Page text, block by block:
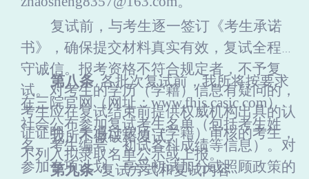
复试前，与考生逐一签订《考生承诺
书》，确保提交材料真实有效，复试全程恪
守诚信。报考资格不符合规定者，不予复
试。对考生的学历（学籍）信息有疑问的，
考生应在复试结束前提供权威机构出具的认
证证明，未通过学历（学籍）审核的考生，
不列入拟录取名单公示或上报。
第八条 各批次复试前，我所将按要求
在三院官网（网址：www.fhjs.casic.com）向
社会公布参加复试考生名单（包括考生姓
名、考生编号、初试各科成绩等信息）。对
参加专项计划、享受初试加分或照顾政策的
我所不做破格复试。
第九条 复试方式和复试内容